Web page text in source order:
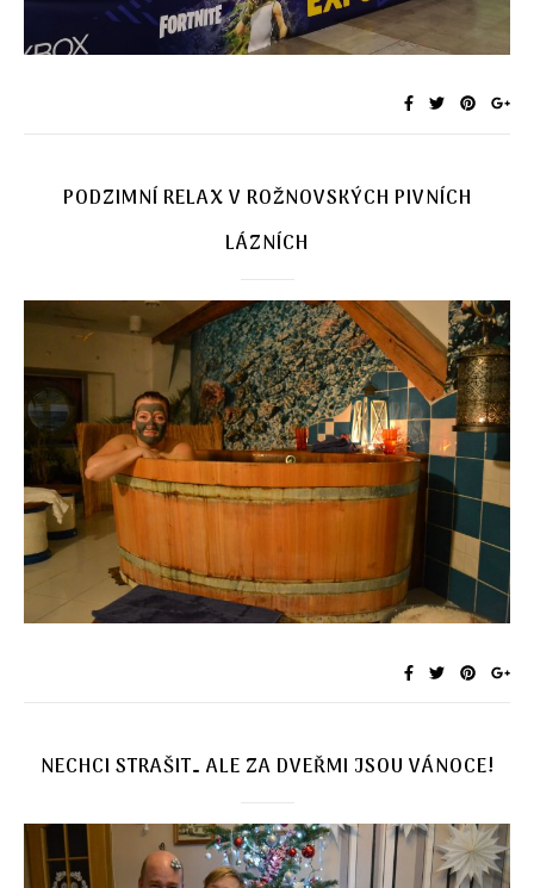
PODZIMNÍ RELAX V ROŽNOVSKÝCH PIVNÍCH
LÁZNÍCH
NECHCI STRAŠIT… ALE ZA DVEŘMI JSOU VÁNOCE!